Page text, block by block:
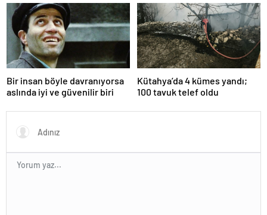
Bir insan böyle davranıyorsa
aslında iyi ve güvenilir biri
Kütahya’da 4 kümes yandı;
100 tavuk telef oldu